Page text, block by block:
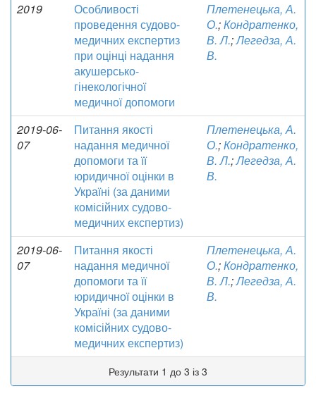
2019
Особливості
проведення судово-
медичних експертиз
при оцінці надання
акушерсько-
гінекологічної
медичної допомоги
Плетенецька, А.
О.;Кондратенко,
В. Л.;Легедза, А.
В.
2019-06-
07
Питання якості
надання медичної
допомоги та її
юридичної оцінки в
Україні (за даними
комісійних судово-
медичних експертиз)
Плетенецька, А.
О.;Кондратенко,
В. Л.;Легедза, А.
В.
2019-06-
07
Питання якості
надання медичної
допомоги та її
юридичної оцінки в
Україні (за даними
комісійних судово-
медичних експертиз)
Плетенецька, А.
О.;Кондратенко,
В. Л.;Легедза, А.
В.
Результати 1 до 3 із 3